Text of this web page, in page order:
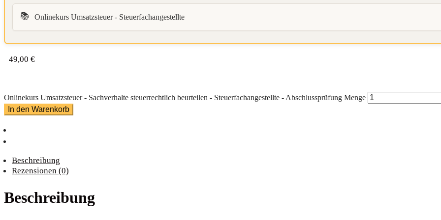
📚 Onlinekurs Umsatzsteuer - Steuerfachangestellte
49,00 €
Onlinekurs Umsatzsteuer - Sachverhalte steuerrechtlich beurteilen - Steuerfachangestellte - Abschlussprüfung Menge
In den Warenkorb
Beschreibung
Rezensionen (0)
Beschreibung